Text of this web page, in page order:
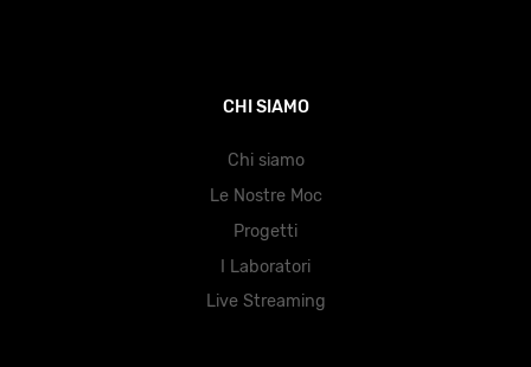
CHI SIAMO
Chi siamo
Le Nostre Moc
Progetti
I Laboratori
Live Streaming